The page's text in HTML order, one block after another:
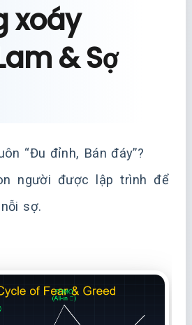
xoáy
& Sợ
“Đu đỉnh, Bán đáy”?
người được lập trình để
sợ.